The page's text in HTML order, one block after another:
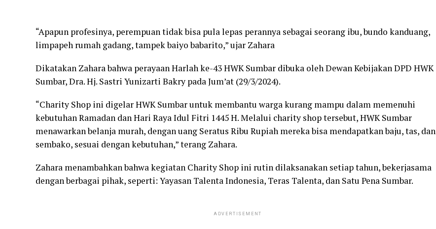
“Apapun profesinya, perempuan tidak bisa pula lepas perannya sebagai seorang ibu, bundo kanduang,
limpapeh rumah gadang, tampek baiyo babarito,” ujar Zahara
Dikatakan Zahara bahwa perayaan Harlah ke-43 HWK Sumbar dibuka oleh Dewan Kebijakan DPD HWK
Sumbar, Dra. Hj. Sastri Yunizarti Bakry pada Jum’at (29/3/2024).
“Charity Shop ini digelar HWK Sumbar untuk membantu warga kurang mampu dalam memenuhi
kebutuhan Ramadan dan Hari Raya Idul Fitri 1445 H. Melalui charity shop tersebut, HWK Sumbar
menawarkan belanja murah, dengan uang Seratus Ribu Rupiah mereka bisa mendapatkan baju, tas, dan
sembako, sesuai dengan kebutuhan,” terang Zahara.
Zahara menambahkan bahwa kegiatan Charity Shop ini rutin dilaksanakan setiap tahun, bekerjasama
dengan berbagai pihak, seperti: Yayasan Talenta Indonesia, Teras Talenta, dan Satu Pena Sumbar.
ADVERTISEMENT